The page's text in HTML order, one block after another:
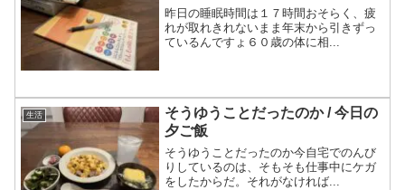
昨日の睡眠時間は１７時間おそらく、疲
れが取れきれないまま年末から引きずっ
ているんですょ６０歳の体に相...
生活
そうゆうことだったのか / 今日の
夕ご飯
そうゆうことだったのか今自宅でのんび
りしているのは、そもそも仕事中にケガ
をしたからだ。それがなければ...